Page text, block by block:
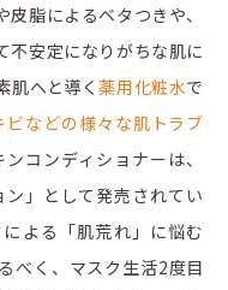
脂によるベタつきや、
不安定になりがちな肌に
肌へと導く薬用化粧水で
ビなどの様々な肌トラブ
コンディショナーは、
」として発売されてい
よる「肌荒れ」に悩む
べく、マスク生活2度目